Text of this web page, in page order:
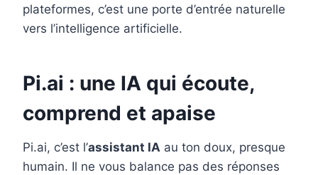
plateformes, c’est une porte d’entrée naturelle
vers l’intelligence artificielle.
Pi.ai : une IA qui écoute,
comprend et apaise
Pi.ai, c’est l’assistant IA au ton doux, presque
humain. Il ne vous balance pas des réponses